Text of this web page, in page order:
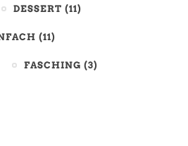
DESSERT (11)
(11)
FASCHING (3)